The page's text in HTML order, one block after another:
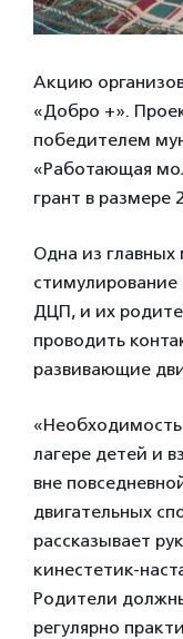
Акцию
«Добро +».
победителем
«Работающая
грант в размере
Одна из
ДЦП, и их
проводить
развивающие
лагере детей и
вне
двигательных
рассказывает
кинестетик-
Родители
регулярно